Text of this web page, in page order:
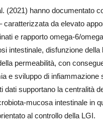
(2021) hanno documentato
caratterizzata da elevato
e rapporto omega-6/
intestinale, disfunzione della
permeabilità, con
e sviluppo di infiammazione
dati supportano la centralità
mucosa intestinale in
al controllo della LGI.